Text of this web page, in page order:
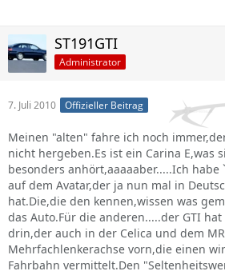
ST191GTI
Administrator
7. Juli 2010 Offizieller Beitrag
Meinen "alten" fahre ich noch
nicht hergeben.Es ist ein Carina E,was
besonders anhört,aaaaaber.....Ich habe
auf dem Avatar,der ja nun mal in
hat.Die,die den kennen,wissen was
das Auto.Für die anderen.....der GTI hat
drin,der auch in der Celica und dem
Mehrfachlenkerachse vorn,die einen
Fahrbahn vermittelt.Den